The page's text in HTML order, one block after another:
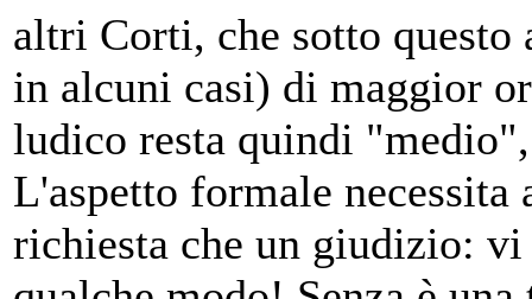
altri Corti, che sotto questo
in alcuni casi) di maggior
ludico resta quindi
L'aspetto formale necessita
richiesta che un giudizio: